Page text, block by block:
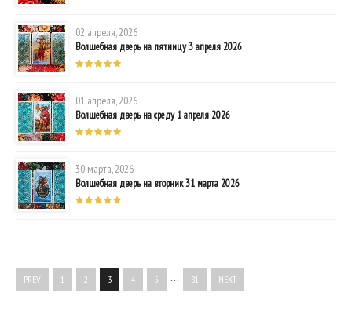
02 апреля, 2026
Волшебная дверь на пятницу 3 апреля 2026
01 апреля, 2026
Волшебная дверь на среду 1 апреля 2026
30 марта, 2026
Волшебная дверь на вторник 31 марта 2026
PREV 1 2 3 4 5 … 81 NEXT